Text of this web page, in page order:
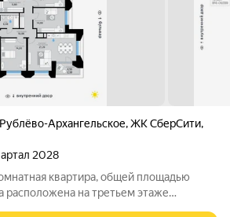
Архангельское,ЖК СберCити,
2028
расположена на третьем этаже